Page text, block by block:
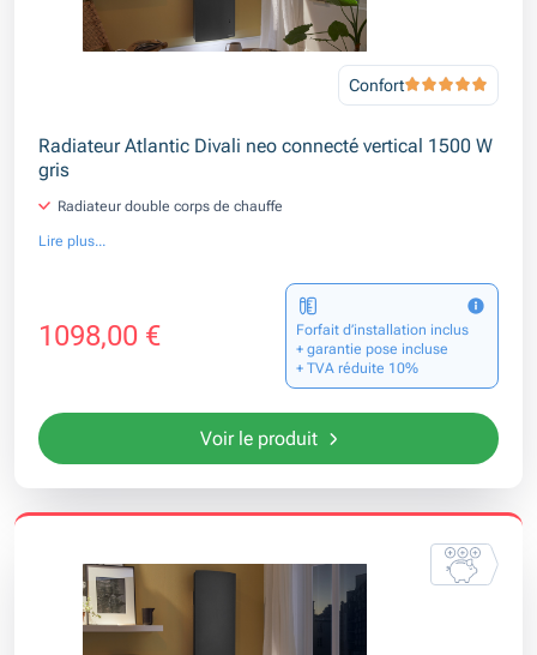
Confort
Radiateur Atlantic Divali neo connecté vertical 1500 W
gris
Radiateur double corps de chauffe
Lire plus...
1098,00 €
Forfait d’installation inclus
+ garantie pose incluse
+ TVA réduite 10%
Voir le produit